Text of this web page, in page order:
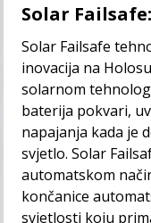
Solar Failsafe:
Solar Failsafe
inovacija na
solarnom
baterija pokvari,
napajanja kada je
svjetlo. Solar
automatskom
končanice
svjetlosti koju